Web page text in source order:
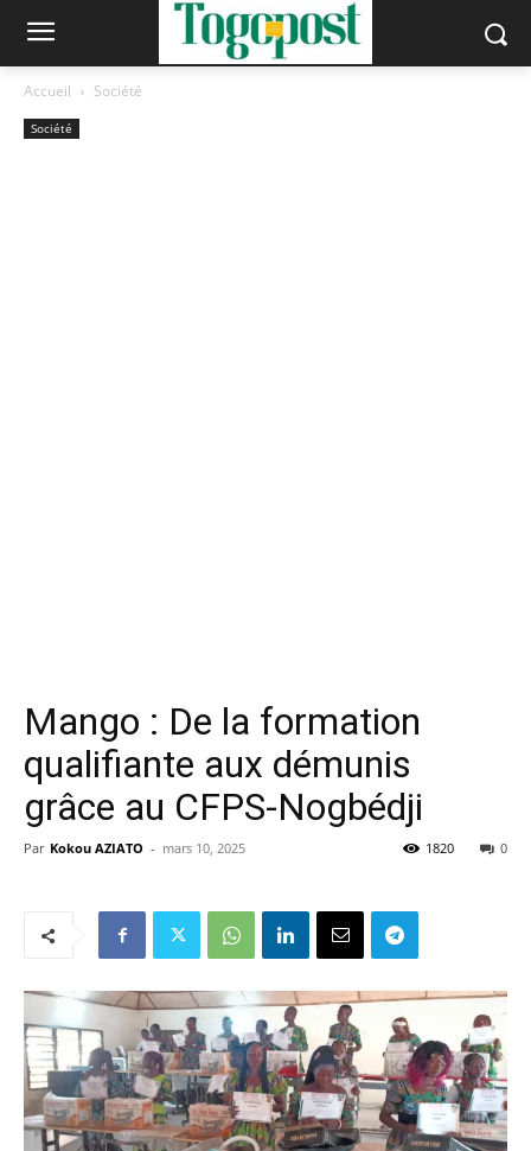
Accueil Société
Société
Mango : De la formation
qualifiante aux démunis
grâce au CFPS-Nogbédji
Par Kokou AZIATO - mars 10, 2025 0
1820